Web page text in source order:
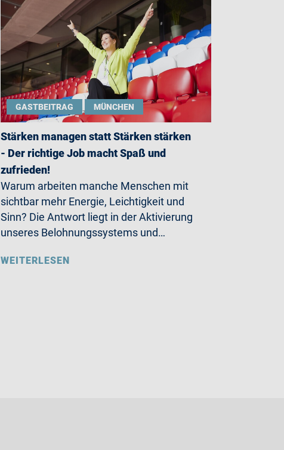
GASTBEITRAG MÜNCHEN
Stärken managen statt Stärken stärken
- Der richtige Job macht Spaß und
zufrieden!
Warum arbeiten manche Menschen mit
sichtbar mehr Energie, Leichtigkeit und
Sinn? Die Antwort liegt in der Aktivierung
unseres Belohnungssystems und…
WEITERLESEN